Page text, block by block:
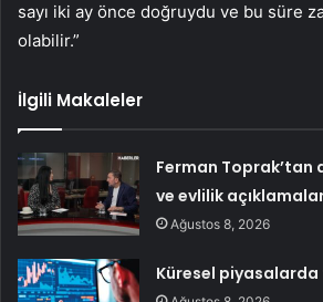
sayı iki ay önce doğruydu ve bu süre
olabilir.”
İlgili Makaleler
Ferman
ve evlilik
Ağustos 8, 2026
Küresel